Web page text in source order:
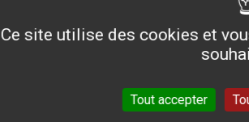
maximum comporter pour que la
si l’on dispose de six secondes
qui est actuellement estimée à
environ douze mots), nous
il faudra envisager d’utiliser
Ce site utilise des cookies et
Tout accepter